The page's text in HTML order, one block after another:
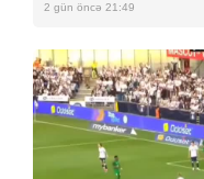
2 gün öncə 21:49